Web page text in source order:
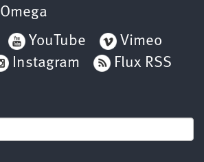
Omega
YouTube
Vimeo
Instagram
Flux RSS